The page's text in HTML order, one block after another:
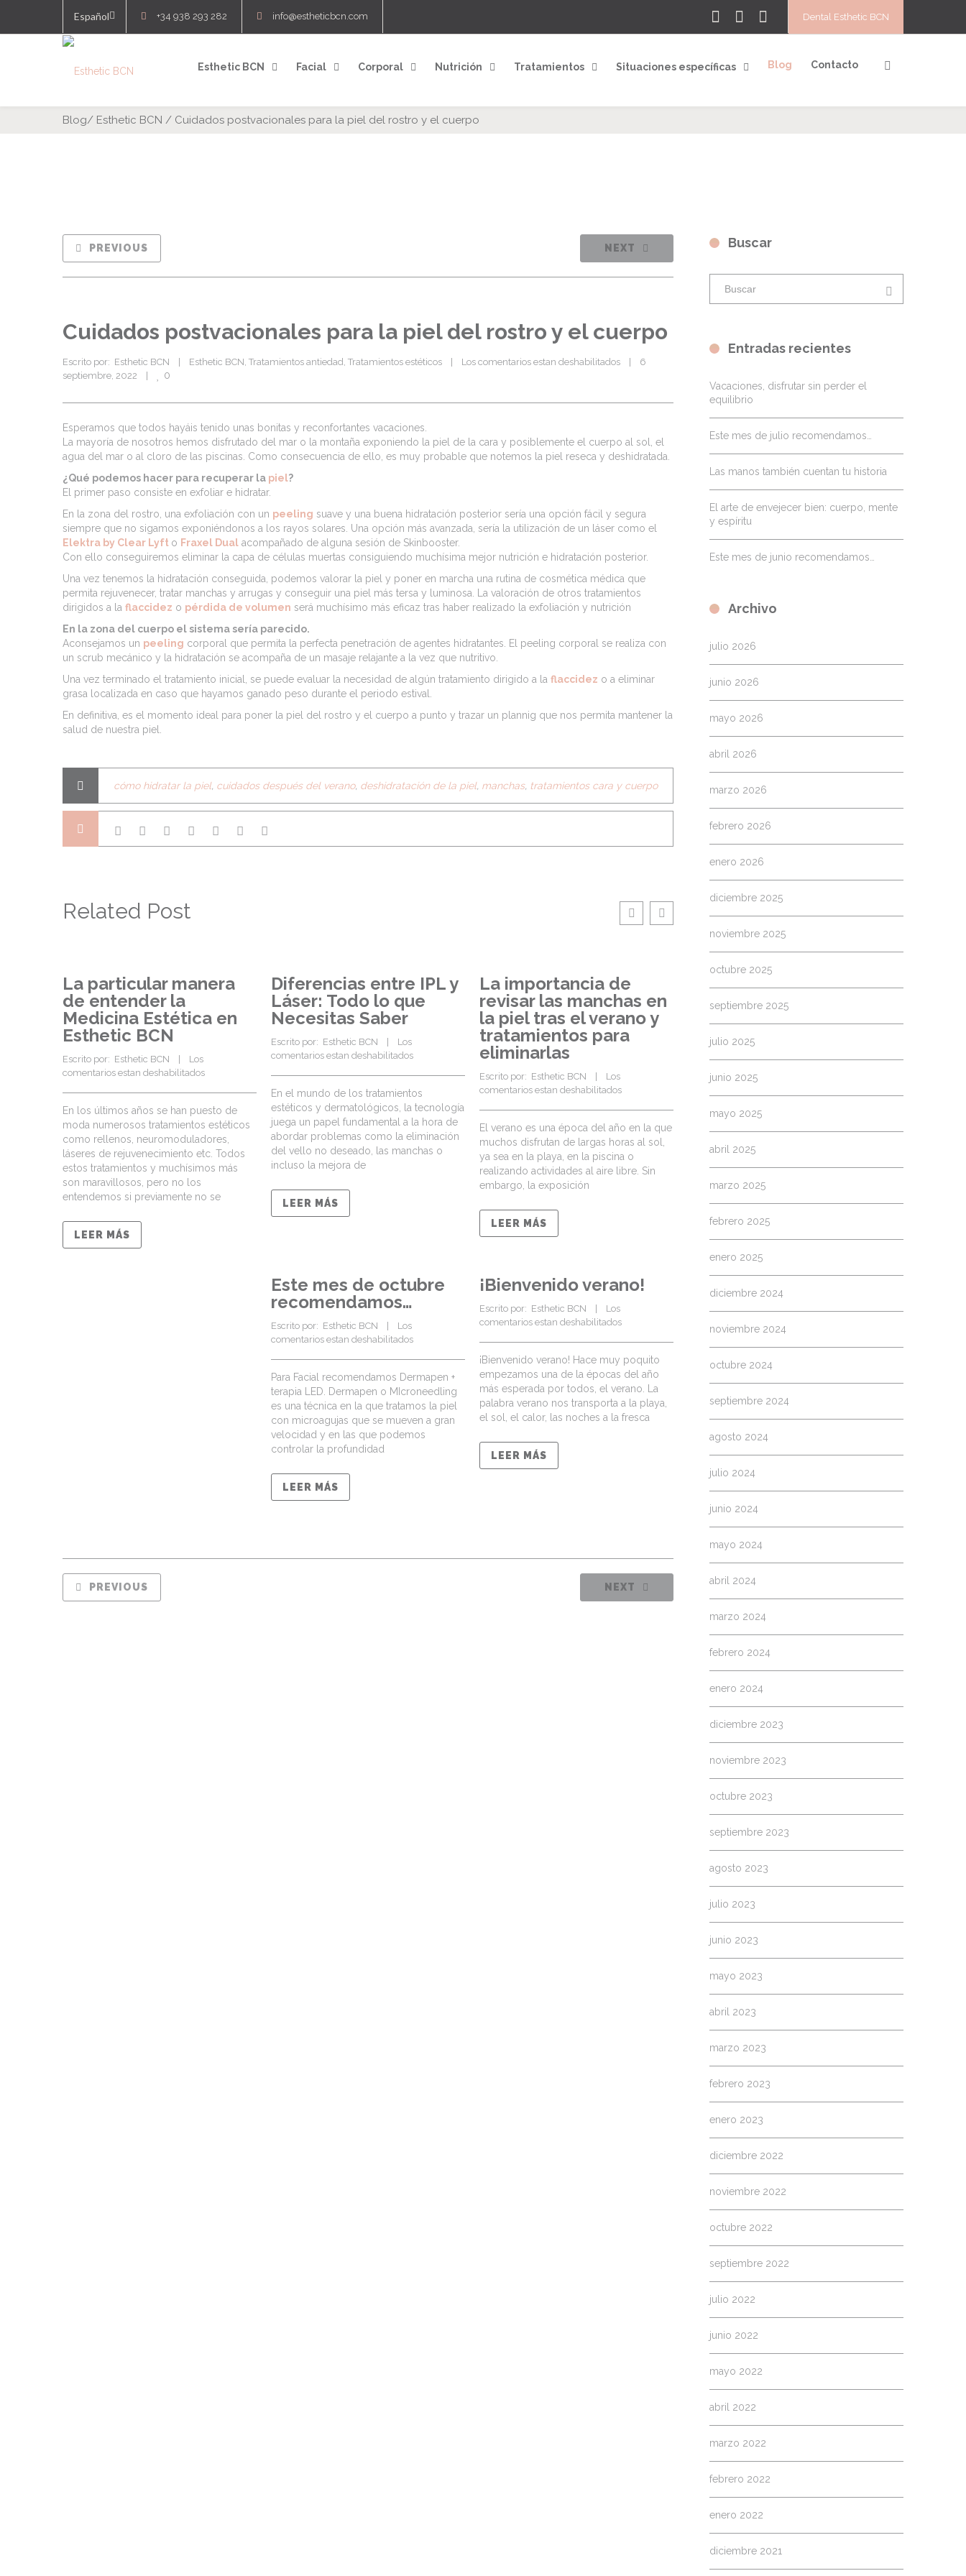
Español +34 938 293 282 info@estheticbcn.com Dental Esthetic BCN
Esthetic BCN Facial Corporal Nutrición Tratamientos Situaciones específicas Blog Contacto
Blog/ Esthetic BCN / Cuidados postvacionales para la piel del rostro y el cuerpo
NEXT
PREVIOUS
Cuidados postvacionales para la piel del rostro y el cuerpo
Escrito por: Esthetic BCN Esthetic BCN, Tratamientos antiedad , Tratamientos estéticos Los comentarios estan deshabilitados
6
septiembre, 2022
0
Esperamos que todos hayáis tenido unas bonitas y reconfortantes vacaciones.
La mayoría de nosotros hemos disfrutado del mar o la montaña exponiendo la piel de la cara y posiblemente el cuerpo al sol, el
agua del mar o al cloro de las piscinas. Como consecuencia de ello, es muy probable que notemos la piel reseca y deshidratada.
¿Qué podemos hacer para recuperar la piel?
El primer paso consiste en exfoliar e hidratar.
En la zona del rostro, una exfoliación con un peeling suave y una buena hidratación posterior sería una opción fácil y segura
siempre que no sigamos exponiéndonos a los rayos solares. Una opción más avanzada, sería la utilización de un láser como el
Elektra by Clear Lyft o Fraxel Dual acompañado de alguna sesión de Skinbooster.
Con ello conseguiremos eliminar la capa de células muertas consiguiendo muchísima mejor nutrición e hidratación posterior.
Una vez tenemos la hidratación conseguida, podemos valorar la piel y poner en marcha una rutina de cosmética médica que
permita rejuvenecer, tratar manchas y arrugas y conseguir una piel más tersa y luminosa. La valoración de otros tratamientos
dirigidos a la flaccidez o pérdida de volumen será muchísimo más eficaz tras haber realizado la exfoliación y nutrición
En la zona del cuerpo el sistema sería parecido.
Aconsejamos un peeling corporal que permita la perfecta penetración de agentes hidratantes. El peeling corporal se realiza con
un scrub mecánico y la hidratación se acompaña de un masaje relajante a la vez que nutritivo.
Una vez terminado el tratamiento inicial, se puede evaluar la necesidad de algún tratamiento dirigido a la flaccidez o a eliminar
grasa localizada en caso que hayamos ganado peso durante el periodo estival.
En definitiva, es el momento ideal para poner la piel del rostro y el cuerpo a punto y trazar un plannig que nos permita mantener la
salud de nuestra piel.
cómo hidratar la piel, cuidados después del verano, deshidratación de la piel, manchas, tratamientos cara y cuerpo
Related Post
La particular manera
de entender la
Medicina Estética en
Esthetic BCN
Escrito por: Esthetic BCN
Los
comentarios estan deshabilitados
En los últimos años se han puesto de
moda numerosos tratamientos estéticos
como rellenos, neuromoduladores,
láseres de rejuvenecimiento etc. Todos
estos tratamientos y muchísimos más
son maravillosos, pero no los
entendemos si previamente no se
LEER MÁS
Diferencias entre IPL y
Láser: Todo lo que
Necesitas Saber
Escrito por: Esthetic BCN
Los
comentarios estan deshabilitados
En el mundo de los tratamientos
estéticos y dermatológicos, la tecnología
juega un papel fundamental a la hora de
abordar problemas como la eliminación
del vello no deseado, las manchas o
incluso la mejora de
LEER MÁS
La importancia de
revisar las manchas en
la piel tras el verano y
tratamientos para
eliminarlas
Escrito por: Esthetic BCN
Los
comentarios estan deshabilitados
El verano es una época del año en la que
muchos disfrutan de largas horas al sol,
ya sea en la playa, en la piscina o
realizando actividades al aire libre. Sin
embargo, la exposición
LEER MÁS
Este mes de octubre
recomendamos…
Escrito por: Esthetic BCN
Los
comentarios estan deshabilitados
Para Facial recomendamos Dermapen +
terapia LED. Dermapen o MIcroneedling
es una técnica en la que tratamos la piel
con microagujas que se mueven a gran
velocidad y en las que podemos
controlar la profundidad
LEER MÁS
¡Bienvenido verano!
Escrito por: Esthetic BCN
Los
comentarios estan deshabilitados
¡Bienvenido verano! Hace muy poquito
empezamos una de la épocas del año
más esperada por todos, el verano. La
palabra verano nos transporta a la playa,
el sol, el calor, las noches a la fresca
LEER MÁS
NEXT
PREVIOUS
Buscar
Entradas recientes
Vacaciones, disfrutar sin perder el
equilibrio
Este mes de julio recomendamos…
Las manos también cuentan tu historia
El arte de envejecer bien: cuerpo, mente
y espíritu
Este mes de junio recomendamos…
Archivo
julio 2026
junio 2026
mayo 2026
abril 2026
marzo 2026
febrero 2026
enero 2026
diciembre 2025
noviembre 2025
octubre 2025
septiembre 2025
julio 2025
junio 2025
mayo 2025
abril 2025
marzo 2025
febrero 2025
enero 2025
diciembre 2024
noviembre 2024
octubre 2024
septiembre 2024
agosto 2024
julio 2024
junio 2024
mayo 2024
abril 2024
marzo 2024
febrero 2024
enero 2024
diciembre 2023
noviembre 2023
octubre 2023
septiembre 2023
agosto 2023
julio 2023
junio 2023
mayo 2023
abril 2023
marzo 2023
febrero 2023
enero 2023
diciembre 2022
noviembre 2022
octubre 2022
septiembre 2022
julio 2022
junio 2022
mayo 2022
abril 2022
marzo 2022
febrero 2022
enero 2022
diciembre 2021